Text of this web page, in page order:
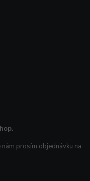
prosím objednávku na